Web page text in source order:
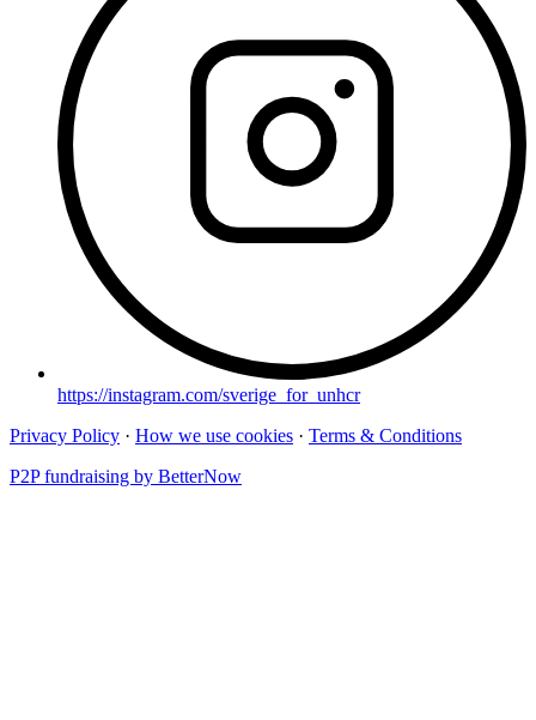
https://instagram.com/sverige_for_unhcr
Privacy Policy · How we use cookies · Terms & Conditions
P2P fundraising by BetterNow